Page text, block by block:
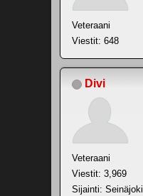
Veteraani
Viestit: 648
Divi
Veteraani
Viestit: 3,969
Sijainti: Seinäjoki